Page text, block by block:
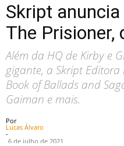
Skript
The Prisioner,
Além da HQ de Kirby e
gigante, a Skript
Book of Ballads and
Gaiman e mais.
Por
Lucas Álvaro
-
6 de julho de 2021